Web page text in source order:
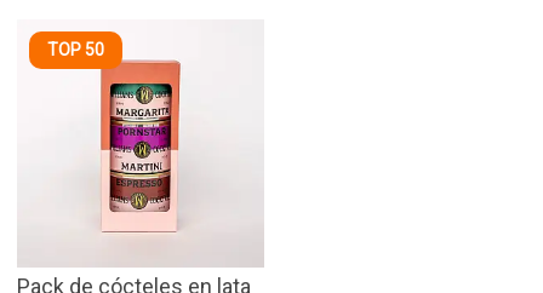
TOP 50
Pack de cócteles en lata